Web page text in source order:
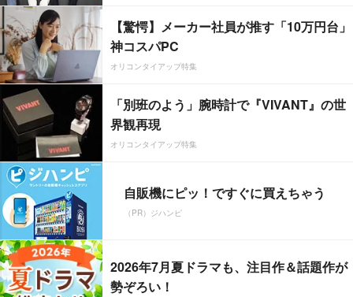
【驚愕】メーカー社員が推す「10万円台」
神コスパPC
オリコンタイアップ特集
「別班のよう」腕時計で『VIVANT』の世
界観再現
オリコンタイアップ特集
自販機にピッ！ですぐに買えちゃう
（PR）ジハンピ
2026年7月夏ドラマも、注目作＆話題作が
勢ぞろい！